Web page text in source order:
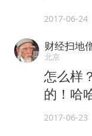
2017-06-24
财经扫地
北京
怎么样
的！哈
2017-06-23